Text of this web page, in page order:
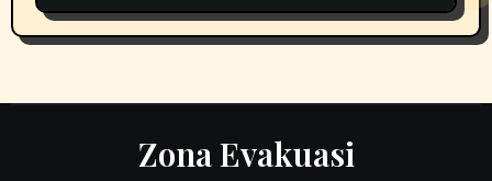
Zona Evakuasi